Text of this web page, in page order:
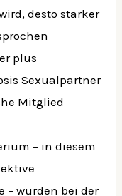
desto starker
plus
Sexualpartner
Mitglied
– in diesem
– wurden bei der